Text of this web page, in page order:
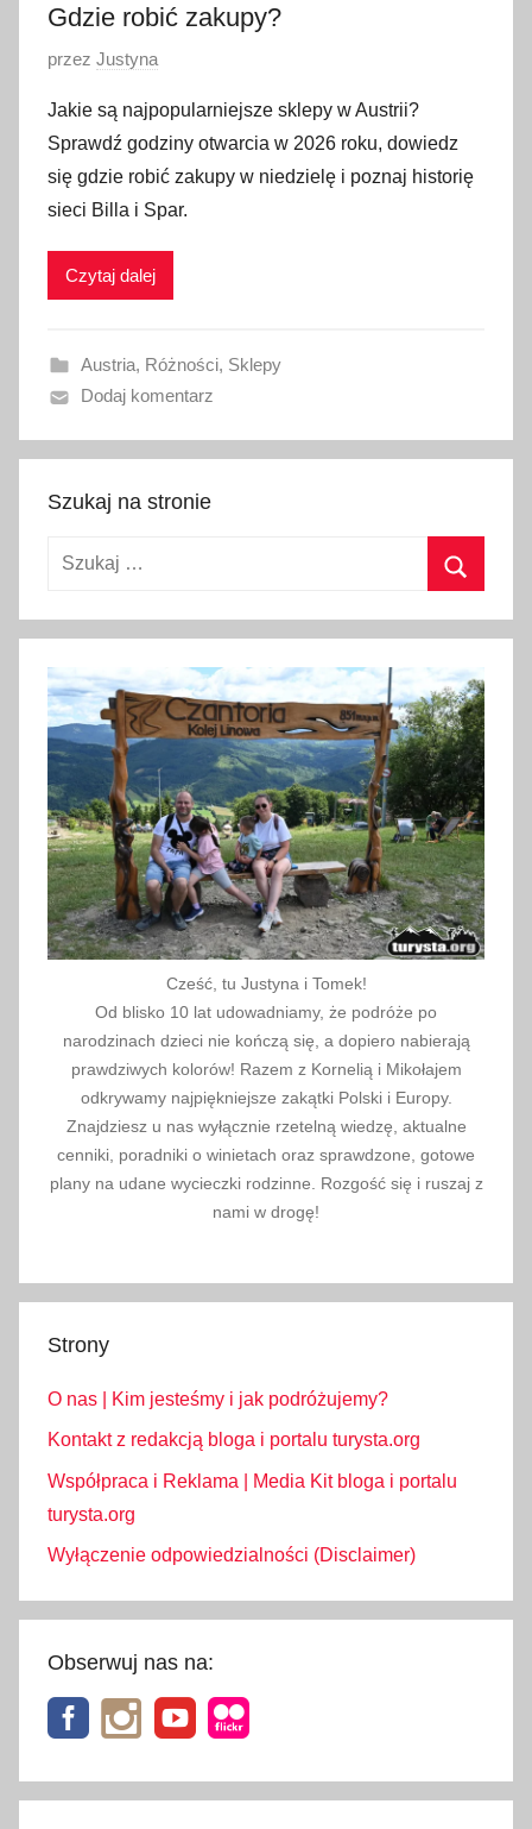
Gdzie robić zakupy?
O
u
b
l
i
w
n
o
9
l
g
2
0
2
przez Justyna
Jakie są najpopularniejsze sklepy w Austrii?
Sprawdź godziny otwarcia w 2026 roku, dowiedz
się gdzie robić zakupy w niedzielę i poznaj historię
sieci Billa i Spar.
Czytaj dalej
Austria, Różności, Sklepy
Dodaj komentarz
Szukaj na stronie
Szukaj:
Cześć, tu Justyna i Tomek!
Od blisko 10 lat udowadniamy, że podróże po
narodzinach dzieci nie kończą się, a dopiero nabierają
prawdziwych kolorów! Razem z Kornelią i Mikołajem
odkrywamy najpiękniejsze zakątki Polski i Europy.
Znajdziesz u nas wyłącznie rzetelną wiedzę, aktualne
cenniki, poradniki o winietach oraz sprawdzone, gotowe
plany na udane wycieczki rodzinne. Rozgość się i ruszaj z
nami w drogę!
Strony
O nas | Kim jesteśmy i jak podróżujemy?
Kontakt z redakcją bloga i portalu turysta.org
Współpraca i Reklama | Media Kit bloga i portalu
turysta.org
Wyłączenie odpowiedzialności (Disclaimer)
Obserwuj nas na: